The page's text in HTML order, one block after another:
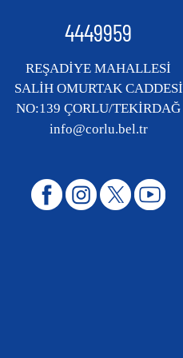
4449959
REŞADİYE MAHALLESİ
SALİH OMURTAK CADDESİ
NO:139 ÇORLU/TEKİRDAĞ
info@corlu.bel.tr